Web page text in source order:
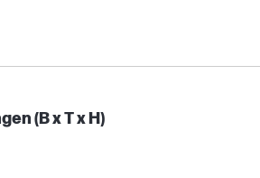
(B x T x H)